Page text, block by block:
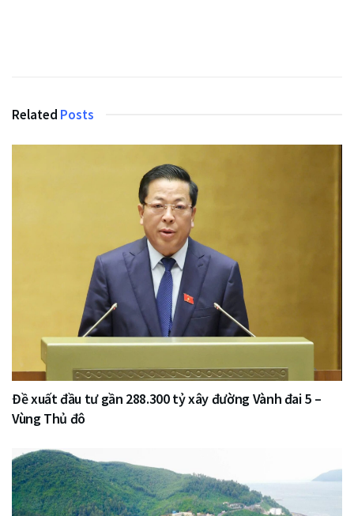
Related Posts
Đề xuất đầu tư gần 288.300 tỷ xây đường Vành đai 5 –
Vùng Thủ đô